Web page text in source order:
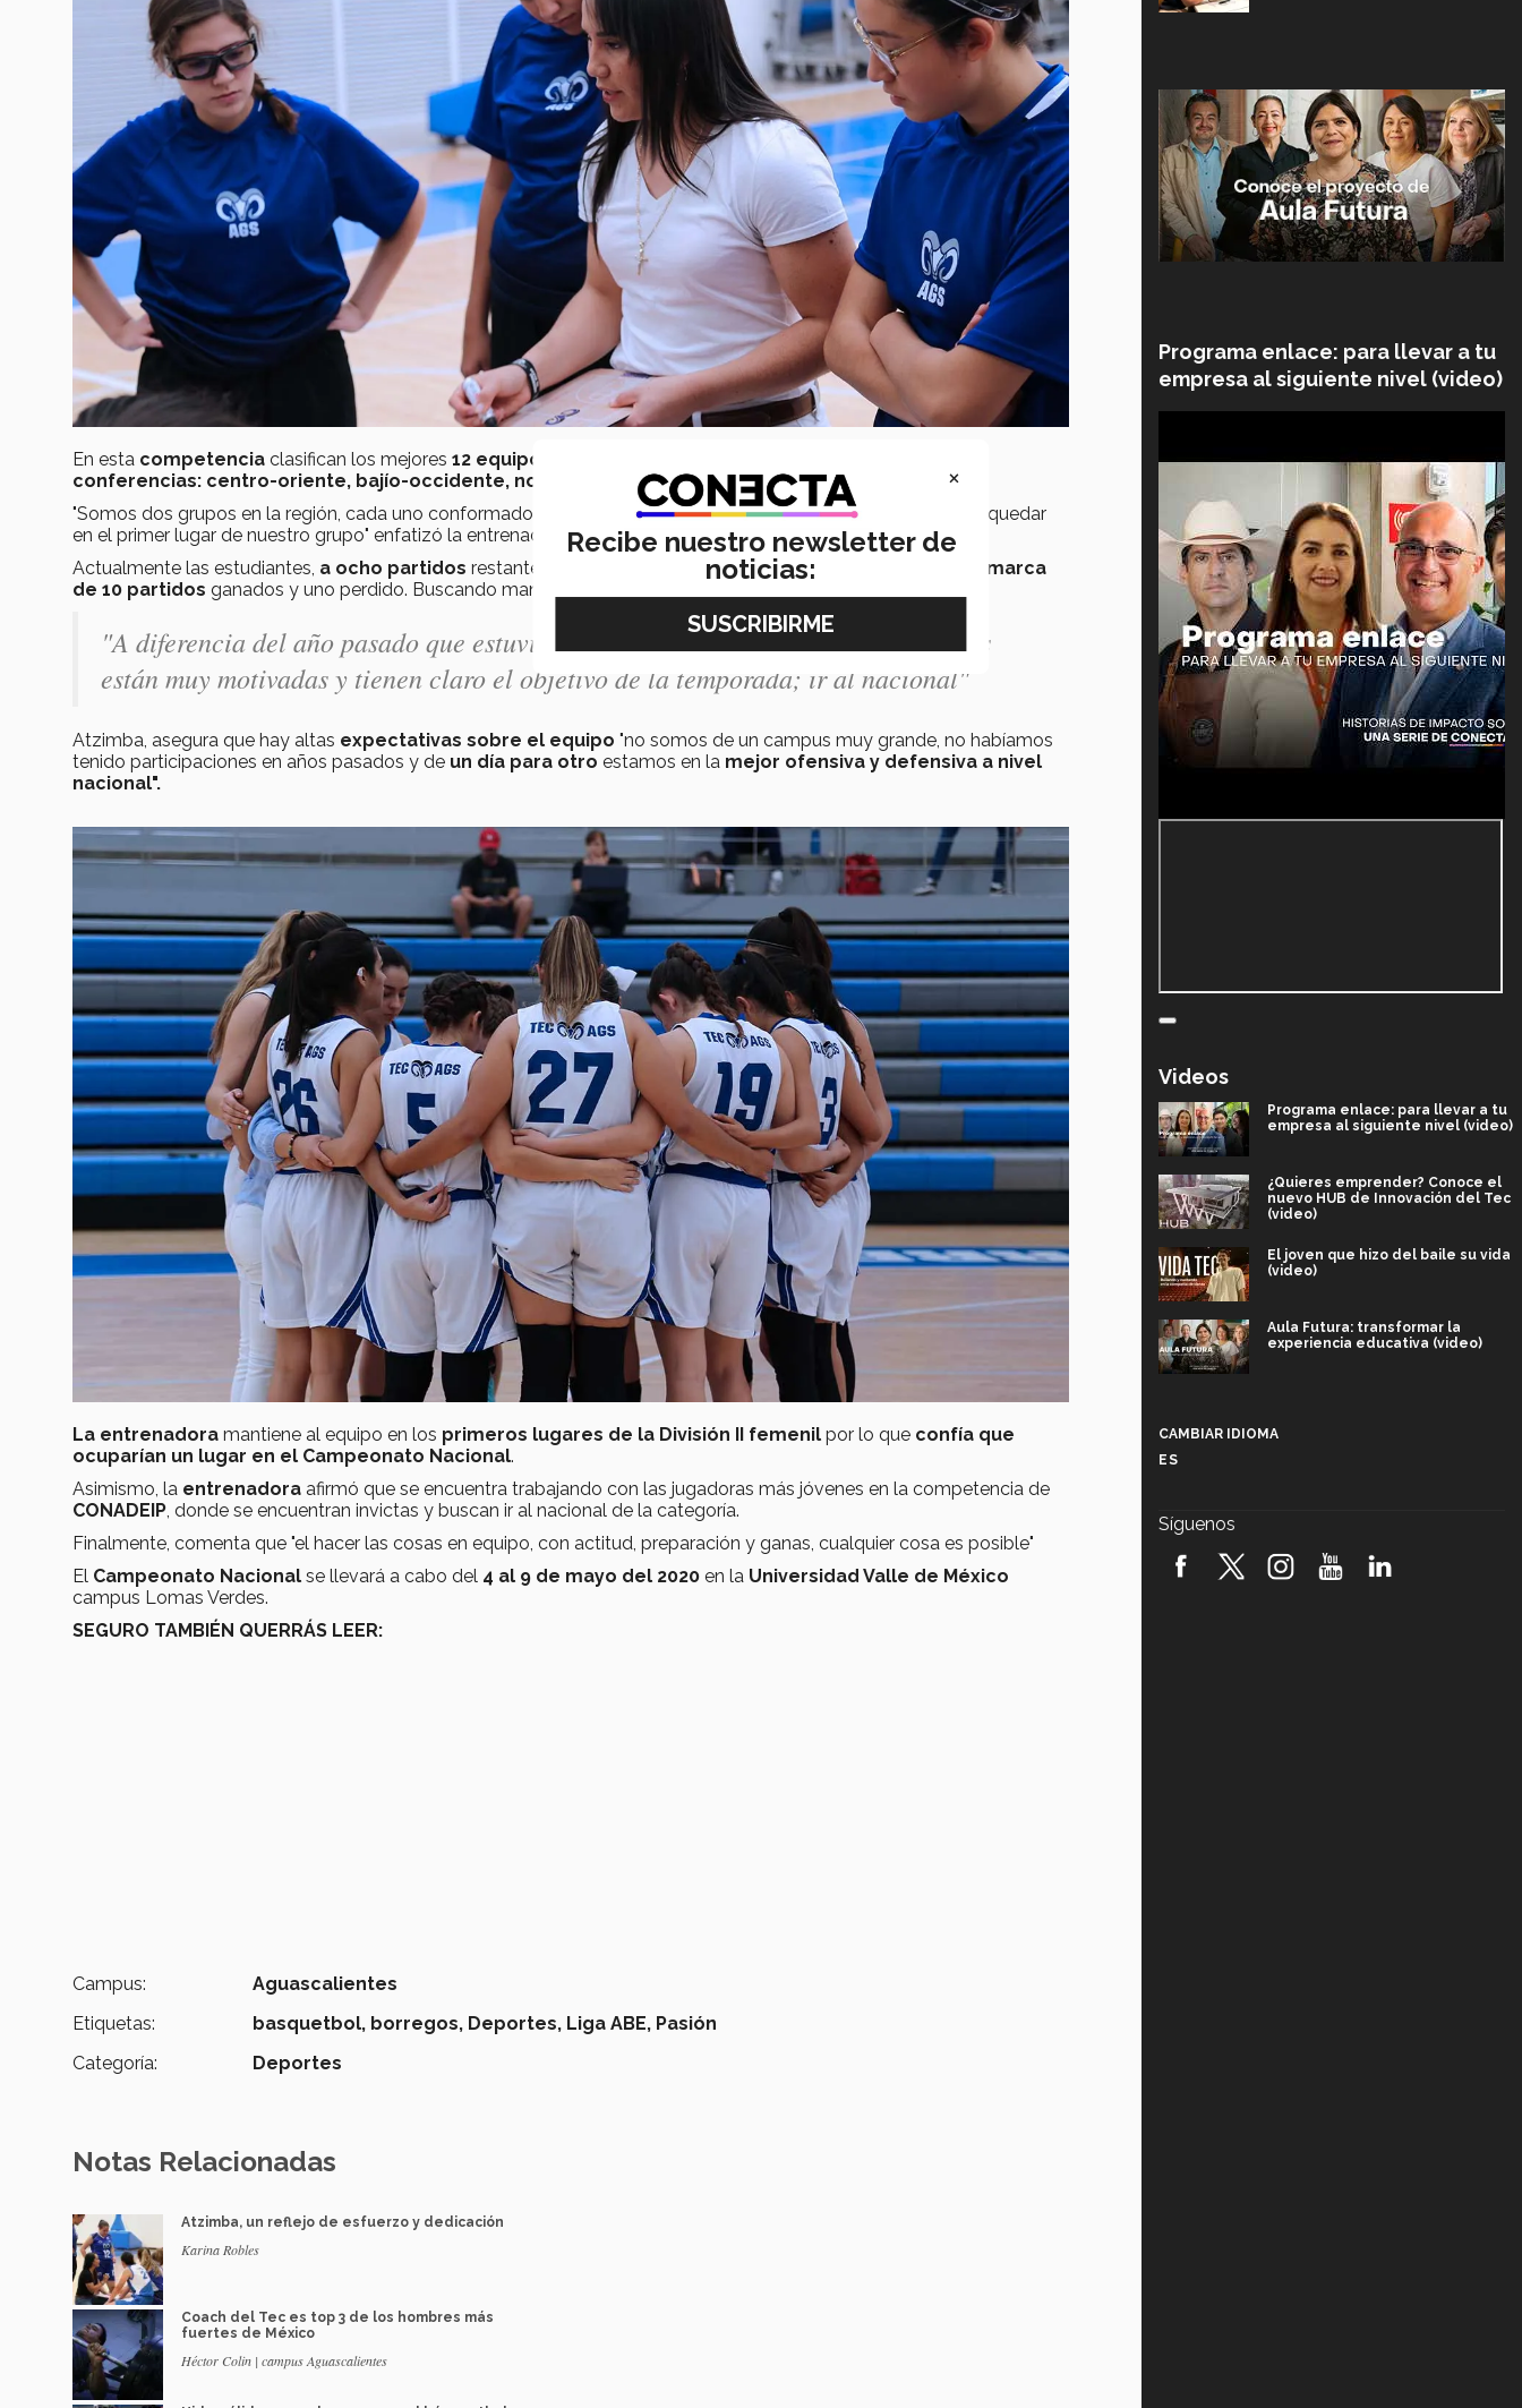
En esta competencia clasifican los mejores 12 equipos del país
conferencias: centro-oriente, bají­o-occidente, norte, sureste y noroeste.
"Somos dos grupos en la región, cada uno conformado por siete equipos; para asegurar el pase, debemos de quedar
en el primer lugar de nuestro grupo" enfatizó la entrenadora del equipo.
Actualmente las estudiantes, a ocho partidos restantes previos al campeonato,se encuentran con una marca
de 10 partidos ganados y uno perdido. Buscando mantener la
"A diferencia del año pasado que estuvimos lejos de clasificar, esta vez las chicas
están muy motivadas y tienen claro el objetivo de la temporada; ir al nacional"
Atzimba, asegura que hay altas expectativas sobre el equipo "no somos de un campus muy grande, no habí­amos
tenido participaciones en años pasados y de un día para otro estamos en la mejor ofensiva y defensiva a nivel
nacional".
La entrenadora mantiene al equipo en los primeros lugares de la División II femenil por lo que confí­a que
ocuparían un lugar en el Campeonato Nacional.
Asimismo, la entrenadora afirmó que se encuentra trabajando con las jugadoras más jóvenes en la competencia de
CONADEIP, donde se encuentran invictas y buscan ir al nacional de la categorí­a.
Finalmente, comenta que "el hacer las cosas en equipo, con actitud, preparación y ganas, cualquier cosa es posible"
El Campeonato Nacional se llevará a cabo del 4 al 9 de mayo del 2020 en la Universidad Valle de México
campus Lomas Verdes.
SEGURO TAMBIÉN QUERRÁS LEER:
Campus:
Aguascalientes
Etiquetas:
basquetbol, borregos, Deportes, Liga ABE, Pasión
Categoría:
Deportes
Notas Relacionadas
Atzimba, un reflejo de esfuerzo y dedicación
Karina Robles
Coach del Tec es top 3 de los hombres más
fuertes de México
Héctor Colin | campus Aguascalientes
Programa enlace: para llevar a tu
empresa al siguiente nivel (video)
Videos
Programa enlace: para llevar a tu
empresa al siguiente nivel (video)
¿Quieres emprender? Conoce el
nuevo HUB de Innovación del Tec
(video)
El joven que hizo del baile su vida
(video)
Aula Futura: transformar la
experiencia educativa (video)
robótica FIRST 2026! (video)
CAMBIAR IDIOMA
ES
Síguenos
×
Recibe nuestro newsletter de
noticias: